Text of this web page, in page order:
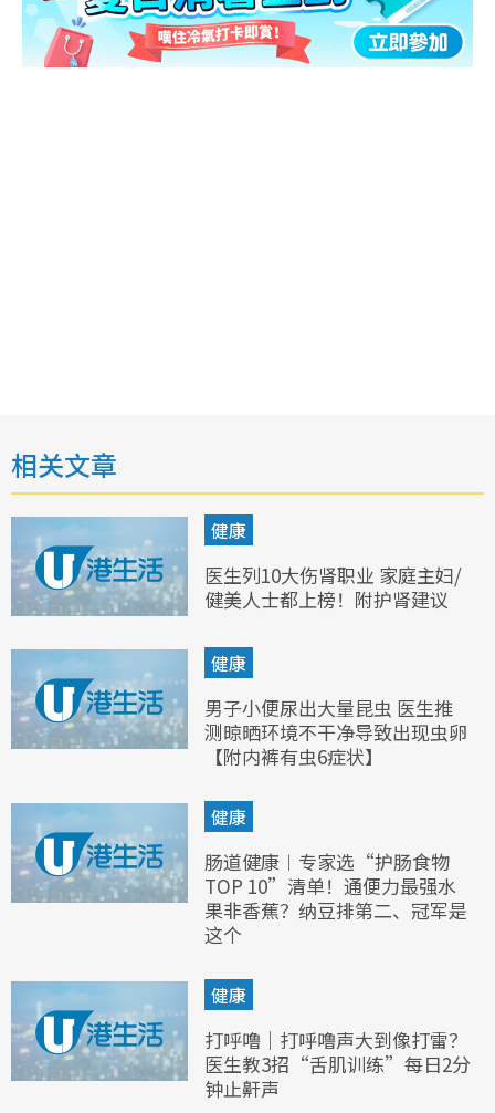
相关文章
健康
医生列10大伤肾职业 家庭主妇/
健美人士都上榜！附护肾建议
健康
男子小便尿出大量昆虫 医生推
测晾晒环境不干净导致出现虫卵
【附内裤有虫6症状】
健康
肠道健康︱专家选“护肠食物
TOP 10”清单！通便力最强水
果非香蕉？纳豆排第二、冠军是
这个
健康
打呼噜｜打呼噜声大到像打雷？
医生教3招“舌肌训练”每日2分
钟止鼾声